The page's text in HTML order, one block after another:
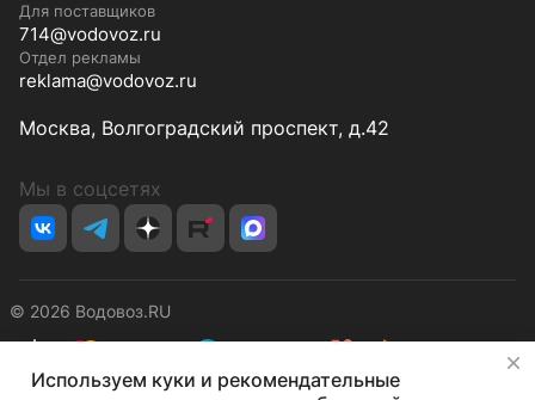
Для поставщиков
714@vodovoz.ru
Отдел рекламы
reklama@vodovoz.ru
Москва, Волгоградский проспект, д.42
Мы в соцсетях
© 2026 Водовоз.RU
КонфиденциальностьОферта
Используем куки и рекомендательные